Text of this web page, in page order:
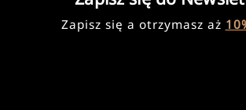
Zapisz się a otrzymasz aż